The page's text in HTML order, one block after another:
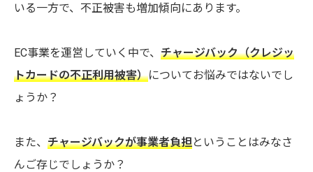
いる一方で、不正被害も増加傾向にあります。
EC事業を運営していく中で、 チャージバック（クレジッ
トカードの不正利用被害）についてお悩みではないでし
ょうか？
また、 チャージバックが事業者負担ということはみなさ
んご存じでしょうか？